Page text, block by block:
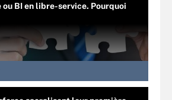
BI en libre-service. Pourquoi